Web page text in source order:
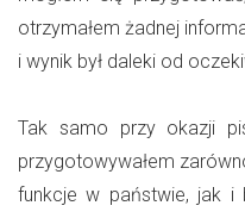
otrzymałem żadnej
i wynik był daleki od
Tak samo przy okazji
przygotowywałem
funkcje w państwie, jak i